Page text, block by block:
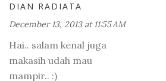
DIAN RADIATA
December 13, 2013 at 11:55 AM
Hai.. salam kenal juga
makasih udah mau
mampir.. :)